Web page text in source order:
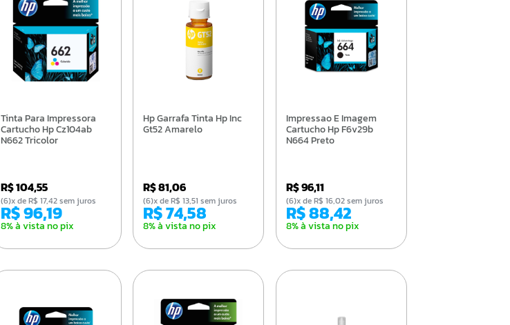
Tinta Para Impressora
Cartucho Hp Cz104ab
N662 Tricolor
R$ 104,55
R$ 96,19
8% à vista no pix
(6)x de R$ 17,42 sem juros
Hp Garrafa Tinta Hp Inc
Gt52 Amarelo
R$ 81,06
R$ 74,58
8% à vista no pix
(6)x de R$ 13,51 sem juros
Impressao E Imagem
Cartucho Hp F6v29b
N664 Preto
R$ 96,11
R$ 88,42
8% à vista no pix
(6)x de R$ 16,02 sem juros